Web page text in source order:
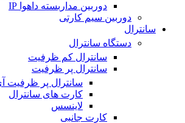
دوربین مداربسته داهوا IP
دوربین سیم کارتی
سانترال
دستگاه سانترال
سانترال کم ظرفیت
سانترال پر ظرفیت
سانترال پر ظرفیت
کارت های سانترال
لاینسس
کارت جانبی